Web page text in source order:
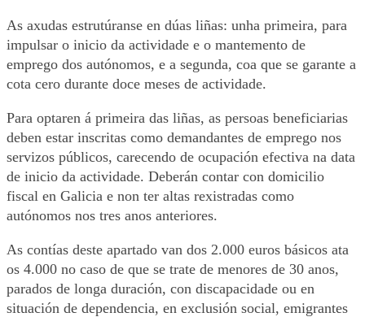
As axudas estrutúranse en dúas liñas: unha primeira, para
impulsar o inicio da actividade e o mantemento de
emprego dos autónomos, e a segunda, coa que se garante a
cota cero durante doce meses de actividade.
Para optaren á primeira das liñas, as persoas beneficiarias
deben estar inscritas como demandantes de emprego nos
servizos públicos, carecendo de ocupación efectiva na data
de inicio da actividade. Deberán contar con domicilio
fiscal en Galicia e non ter altas rexistradas como
autónomos nos tres anos anteriores.
As contías deste apartado van dos 2.000 euros básicos ata
os 4.000 no caso de que se trate de menores de 30 anos,
parados de longa duración, con discapacidade ou en
situación de dependencia, en exclusión social, emigrantes